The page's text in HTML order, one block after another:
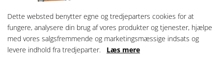
Vis og lej rum
UDLEJET
Dette websted benytter egne og tredjeparters cookies for at
fungere, analysere din brug af vores produkter og tjenester, hjælpe
med vores salgsfremmende og marketingsmæssige indsats og
levere indhold fra tredjeparter. Læs mere